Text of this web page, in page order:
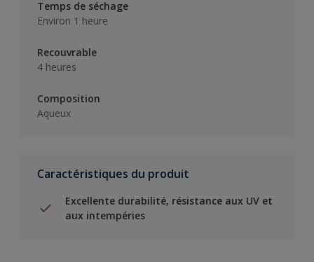
Temps de séchage
Environ 1 heure
Recouvrable
4 heures
Composition
Aqueux
Caractéristiques du produit
Excellente durabilité, résistance aux UV et
aux intempéries